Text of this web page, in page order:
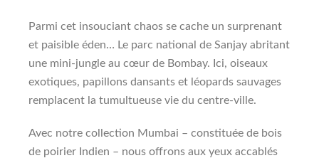
Parmi cet insouciant chaos se cache un surprenant
et paisible éden… Le parc national de Sanjay abritant
une mini-jungle au cœur de Bombay. Ici, oiseaux
exotiques, papillons dansants et léopards sauvages
remplacent la tumultueuse vie du centre-ville.
Avec notre collection Mumbai – constituée de bois
de poirier Indien – nous offrons aux yeux accablés